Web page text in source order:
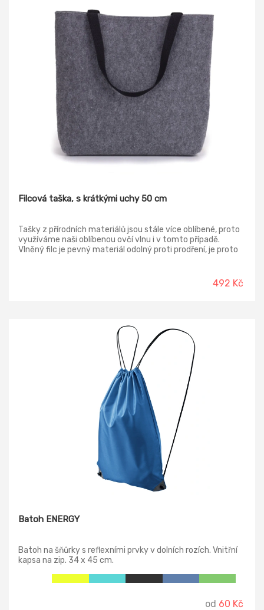
Filcová taška, s krátkými uchy 50 cm
Tašky z přírodních materiálů jsou stále více oblíbené, proto
využíváme naši oblíbenou ovčí vlnu i v tomto případě.
Vlněný filc je pevný materiál odolný proti prodření, je proto
když není taška moc plná, snadno ji zapnete. Ucha jsou
dostatečně pevná, aby taška unesla bezpečně i těžký
Materiál: vlněný filc, polyester
492 Kč
Batoh ENERGY
Batoh na šňůrky s reflexními prvky v dolních rozích. Vnitřní
kapsa na zip. 34 x 45 cm.
od 60 Kč